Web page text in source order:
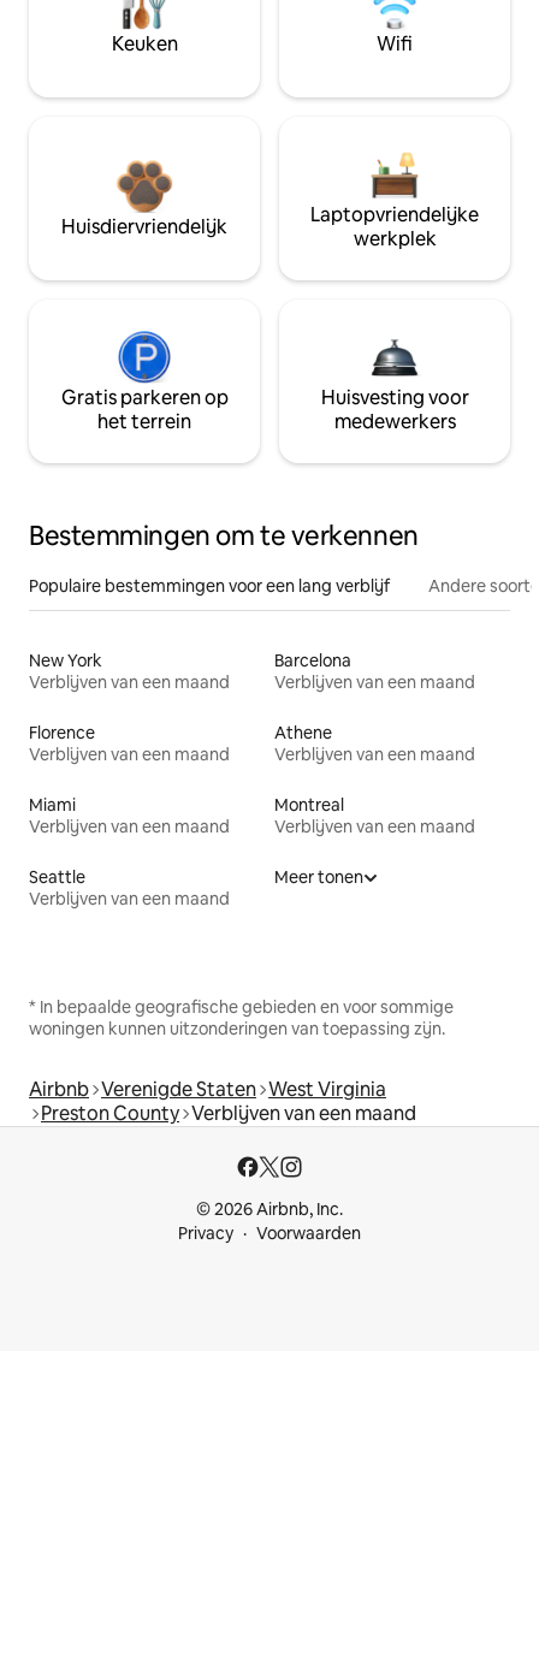
Keuken Wifi
Huisdiervriendelijk
Laptopvriendelijke
werkplek
Gratis parkeren op
het terrein
Huisvesting voor
medewerkers
Bestemmingen om te verkennen
Populaire bestemmingen voor een lang verblijf Andere
New York
Verblijven van een maand
Barcelona
Verblijven van een maand
Florence
Verblijven van een maand
Athene
Verblijven van een maand
Miami
Verblijven van een maand
Montreal
Verblijven van een maand
Seattle
Verblijven van een maand
Meer tonen
* In bepaalde geografische gebieden en voor sommige
woningen kunnen uitzonderingen van toepassing zijn.
Airbnb Verenigde Staten West Virginia
Preston County Verblijven van een maand
© 2026 Airbnb, Inc.
Privacy
Voorwaarden